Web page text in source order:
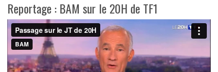
Reportage : BAM sur le 20H de TF1